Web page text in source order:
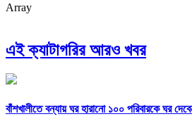
Array
এই ক্যাটাগরির আরও খবর
বাঁশখালীতে বন্যায় ঘর হারানো ১০০ পরিবারকে ঘর